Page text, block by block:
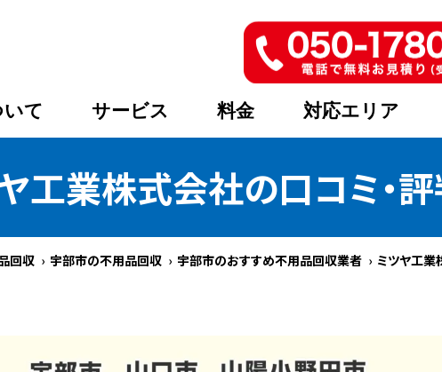
て サービス 料金 対応エリア
工業株式会社の口コミ・
回収 宇部市の不用品回収 宇部市のおすすめ不用品回収業者 ミツヤ工業